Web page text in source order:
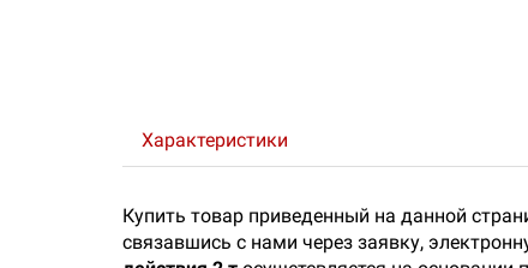
Характеристики
Купить товар приведенный на данной
связавшись с нами через заявку,